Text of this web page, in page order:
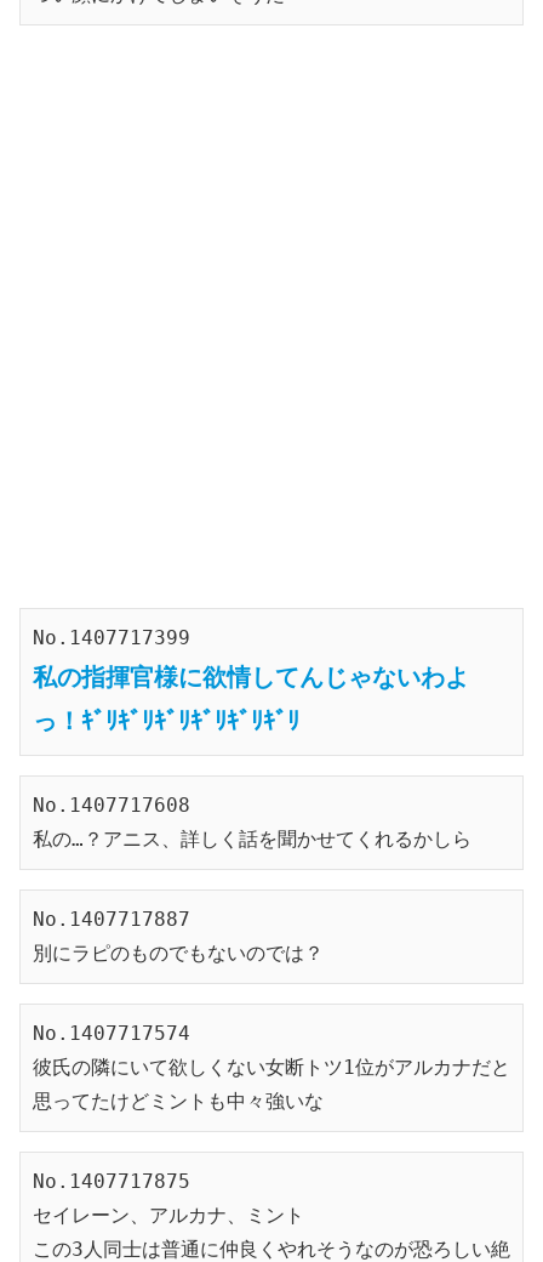
No.1407717399
私の指揮官様に欲情してんじゃないわよ
っ！ｷﾞﾘｷﾞﾘｷﾞﾘｷﾞﾘｷﾞﾘｷﾞﾘ
No.1407717608
私の…？アニス、詳しく話を聞かせてくれるかしら
No.1407717887
別にラピのものでもないのでは？
No.1407717574
彼氏の隣にいて欲しくない女断トツ1位がアルカナだと
思ってたけどミントも中々強いな
No.1407717875
セイレーン、アルカナ、ミント
この3人同士は普通に仲良くやれそうなのが恐ろしい絶